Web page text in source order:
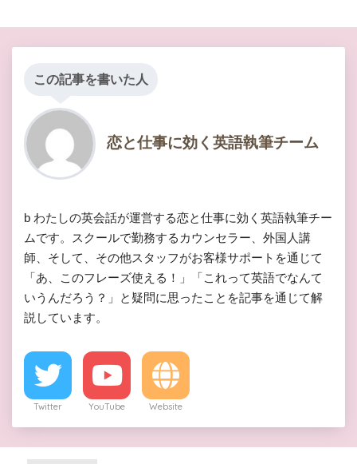
この記事を書いた人
恋と仕事に効く英語執筆チーム
b わたしの英会話が運営する恋と仕事に効く英語執筆チー
ムです。スクールで勤務するカウンセラー、外国人講
師、そして、その他スタッフがお客様サポートを通じて
「あ、このフレーズ使える！」「これって英語でなんて
いうんだろう？」と疑問に思ったことを記事を通じて解
説しています。
Twitter YouTube Website